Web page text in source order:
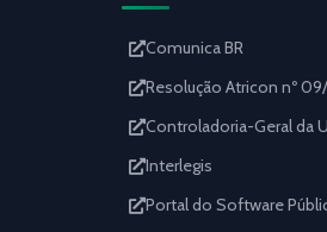
Comunica BR
Resolução Atricon nº
Controladoria-Geral da
Interlegis
Portal do Software